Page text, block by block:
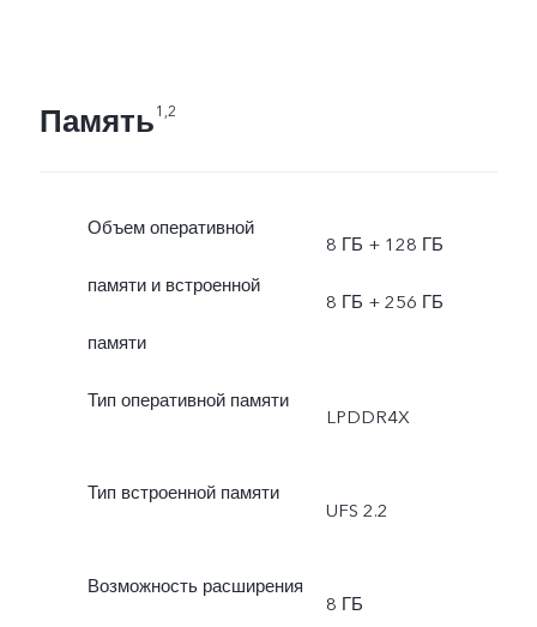
Память1,2
Объем оперативной
памяти и встроенной
памяти
8 ГБ + 128 ГБ
8 ГБ + 256 ГБ
Тип оперативной памяти
LPDDR4X
Тип встроенной памяти
UFS 2.2
Возможность расширения
8 ГБ